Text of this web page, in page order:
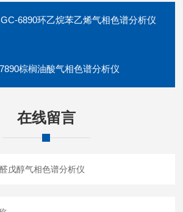
6890环乙烷苯乙烯气相色谱分析仪
棕榈油酸气相色谱分析仪
在线留言